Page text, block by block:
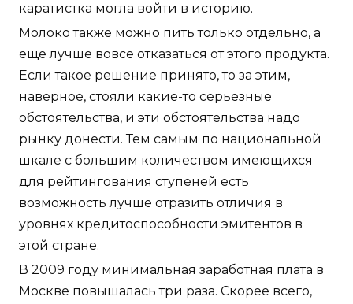
каратистка могла войти в историю.
Молоко также можно пить только отдельно, а
еще лучше вовсе отказаться от этого продукта.
Если такое решение принято, то за этим,
наверное, стояли какие-то серьезные
обстоятельства, и эти обстоятельства надо
рынку донести. Тем самым по национальной
шкале с большим количеством имеющихся
для рейтингования ступеней есть
возможность лучше отразить отличия в
уровнях кредитоспособности эмитентов в
этой стране.
В 2009 году минимальная заработная плата в
Москве повышалась три раза. Скорее всего,